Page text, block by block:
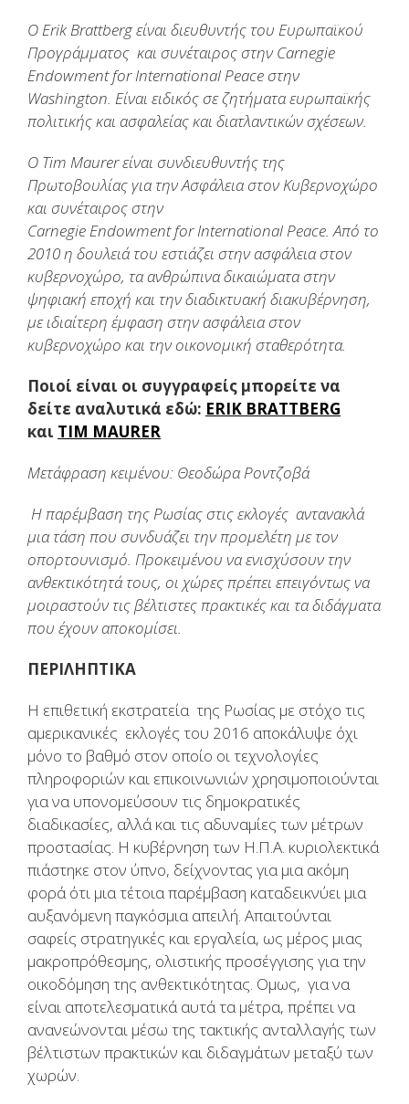
O Erik Brattberg είναι διευθυντής του Ευρωπαϊκού
Προγράμματος και συνέταιρος στην Carnegie
Endowment for International Peace στην
Washington. Είναι ειδικός σε ζητήματα ευρωπαϊκής
πολιτικής και ασφαλείας και διατλαντικών σχέσεων.
O Tim Maurerείναι συνδιευθυντής της
Πρωτοβουλίας για την Ασφάλεια στον Κυβερνοχώρο
και συνέταιρος στην
CarnegieEndowmentforInternationalPeace. Από το
2010 η δουλειά του εστιάζει στην ασφάλεια στον
κυβερνοχώρο, τα ανθρώπινα δικαιώματα στην
ψηφιακή εποχή και την διαδικτυακή διακυβέρνηση,
με ιδιαίτερη έμφαση στην ασφάλεια στον
κυβερνοχώρο και την οικονομική σταθερότητα.
Ποιοί είναι οι συγγραφείς μπορείτε να
δείτε αναλυτικά εδώ: ERIK BRATTBERG
και TIM MAURER
Μετάφραση κειμένου: Θεοδώρα Ροντζοβά
Η παρέμβαση της Ρωσίας στις εκλογές αντανακλά
μια τάση που συνδυάζει την προμελέτη με τον
οπορτουνισμό. Προκειμένου να ενισχύσουν την
ανθεκτικότητά τους, οι χώρες πρέπει επειγόντως να
μοιραστούν τις βέλτιστες πρακτικές και τα διδάγματα
που έχουν αποκομίσει.
ΠΕΡΙΛΗΠΤΙΚΑ
Η επιθετική εκστρατεία της Ρωσίας με στόχο τις
αμερικανικές εκλογές του 2016 αποκάλυψε όχι
μόνο το βαθμό στον οποίο οι τεχνολογίες
πληροφοριών και επικοινωνιών χρησιμοποιούνται
για να υπονομεύσουν τις δημοκρατικές
διαδικασίες, αλλά και τις αδυναμίες των μέτρων
προστασίας. Η κυβέρνηση των Η.Π.Α. κυριολεκτικά
πιάστηκε στον ύπνο, δείχνοντας για μια ακόμη
φορά ότι μια τέτοια παρέμβαση καταδεικνύει μια
αυξανόμενη παγκόσμια απειλή. Απαιτούνται
σαφείς στρατηγικές και εργαλεία, ως μέρος μιας
μακροπρόθεσμης, ολιστικής προσέγγισης για την
οικοδόμηση της ανθεκτικότητας. Oμως, για να
είναι αποτελεσματικά αυτά τα μέτρα, πρέπει να
ανανεώνονται μέσω της τακτικής ανταλλαγής των
βέλτιστων πρακτικών και διδαγμάτων μεταξύ των
χωρών.